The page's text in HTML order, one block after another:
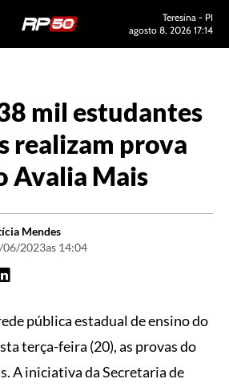
Teresina - PI
agosto 8, 2026 17:14
mil estudantes
realizam prova
Avalia Mais
Mendes
06/2023as 14:04
pública estadual de ensino do
terça-feira (20), as provas do
A iniciativa da Secretaria de